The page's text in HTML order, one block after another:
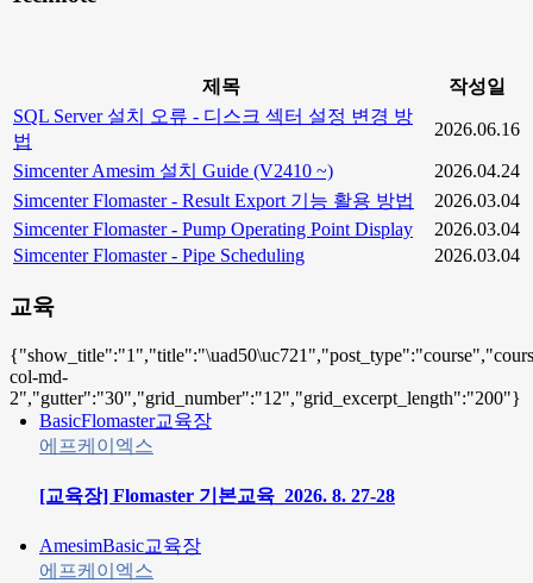
제목
작성일
SQL Server 설치 오류 - 디스크 섹터 설정 변경 방
법
2026.06.16
Simcenter Amesim 설치 Guide (V2410 ~)
2026.04.24
Simcenter Flomaster - Result Export 기능 활용 방법
2026.03.04
Simcenter Flomaster - Pump Operating Point Display
2026.03.04
Simcenter Flomaster - Pipe Scheduling
2026.03.04
교육
col-md-
2","gutter":"30","grid_number":"12","grid_excerpt_length":"200"}
BasicFlomaster교육장
에프케이엑스
[교육장] Flomaster 기본교육_2026. 8. 27-28
AmesimBasic교육장
에프케이엑스